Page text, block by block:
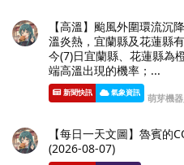
【高溫】颱風外圍環流沉
溫炎熱，宜蘭縣及花蓮縣
今(7)日宜蘭縣、花蓮縣為
端高溫出現的機率；...
新聞快訊 氣象資訊 萌芽機
【每日一天文圖】魯賓的
(2026-08-07)